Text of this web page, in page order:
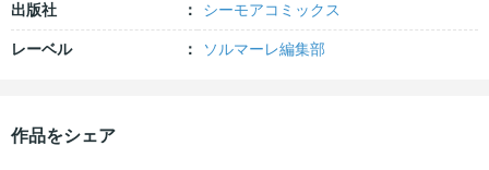
出版社 シーモアコミックス
レーベル ソルマーレ編集部
作品をシェア